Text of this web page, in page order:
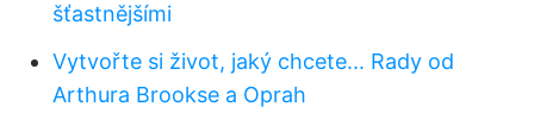
šťastnějšími
Vytvořte si život, jaký chcete... Rady od
Arthura Brookse a Oprah